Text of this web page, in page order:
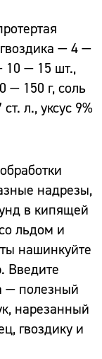
— 4 —
10 — 15 шт.,
— 150 г, соль
л., уксус 9%
надрезы,
в кипящей
льдом и
нашинкуйте
Введите
— полезный
нарезанный
гвоздику и